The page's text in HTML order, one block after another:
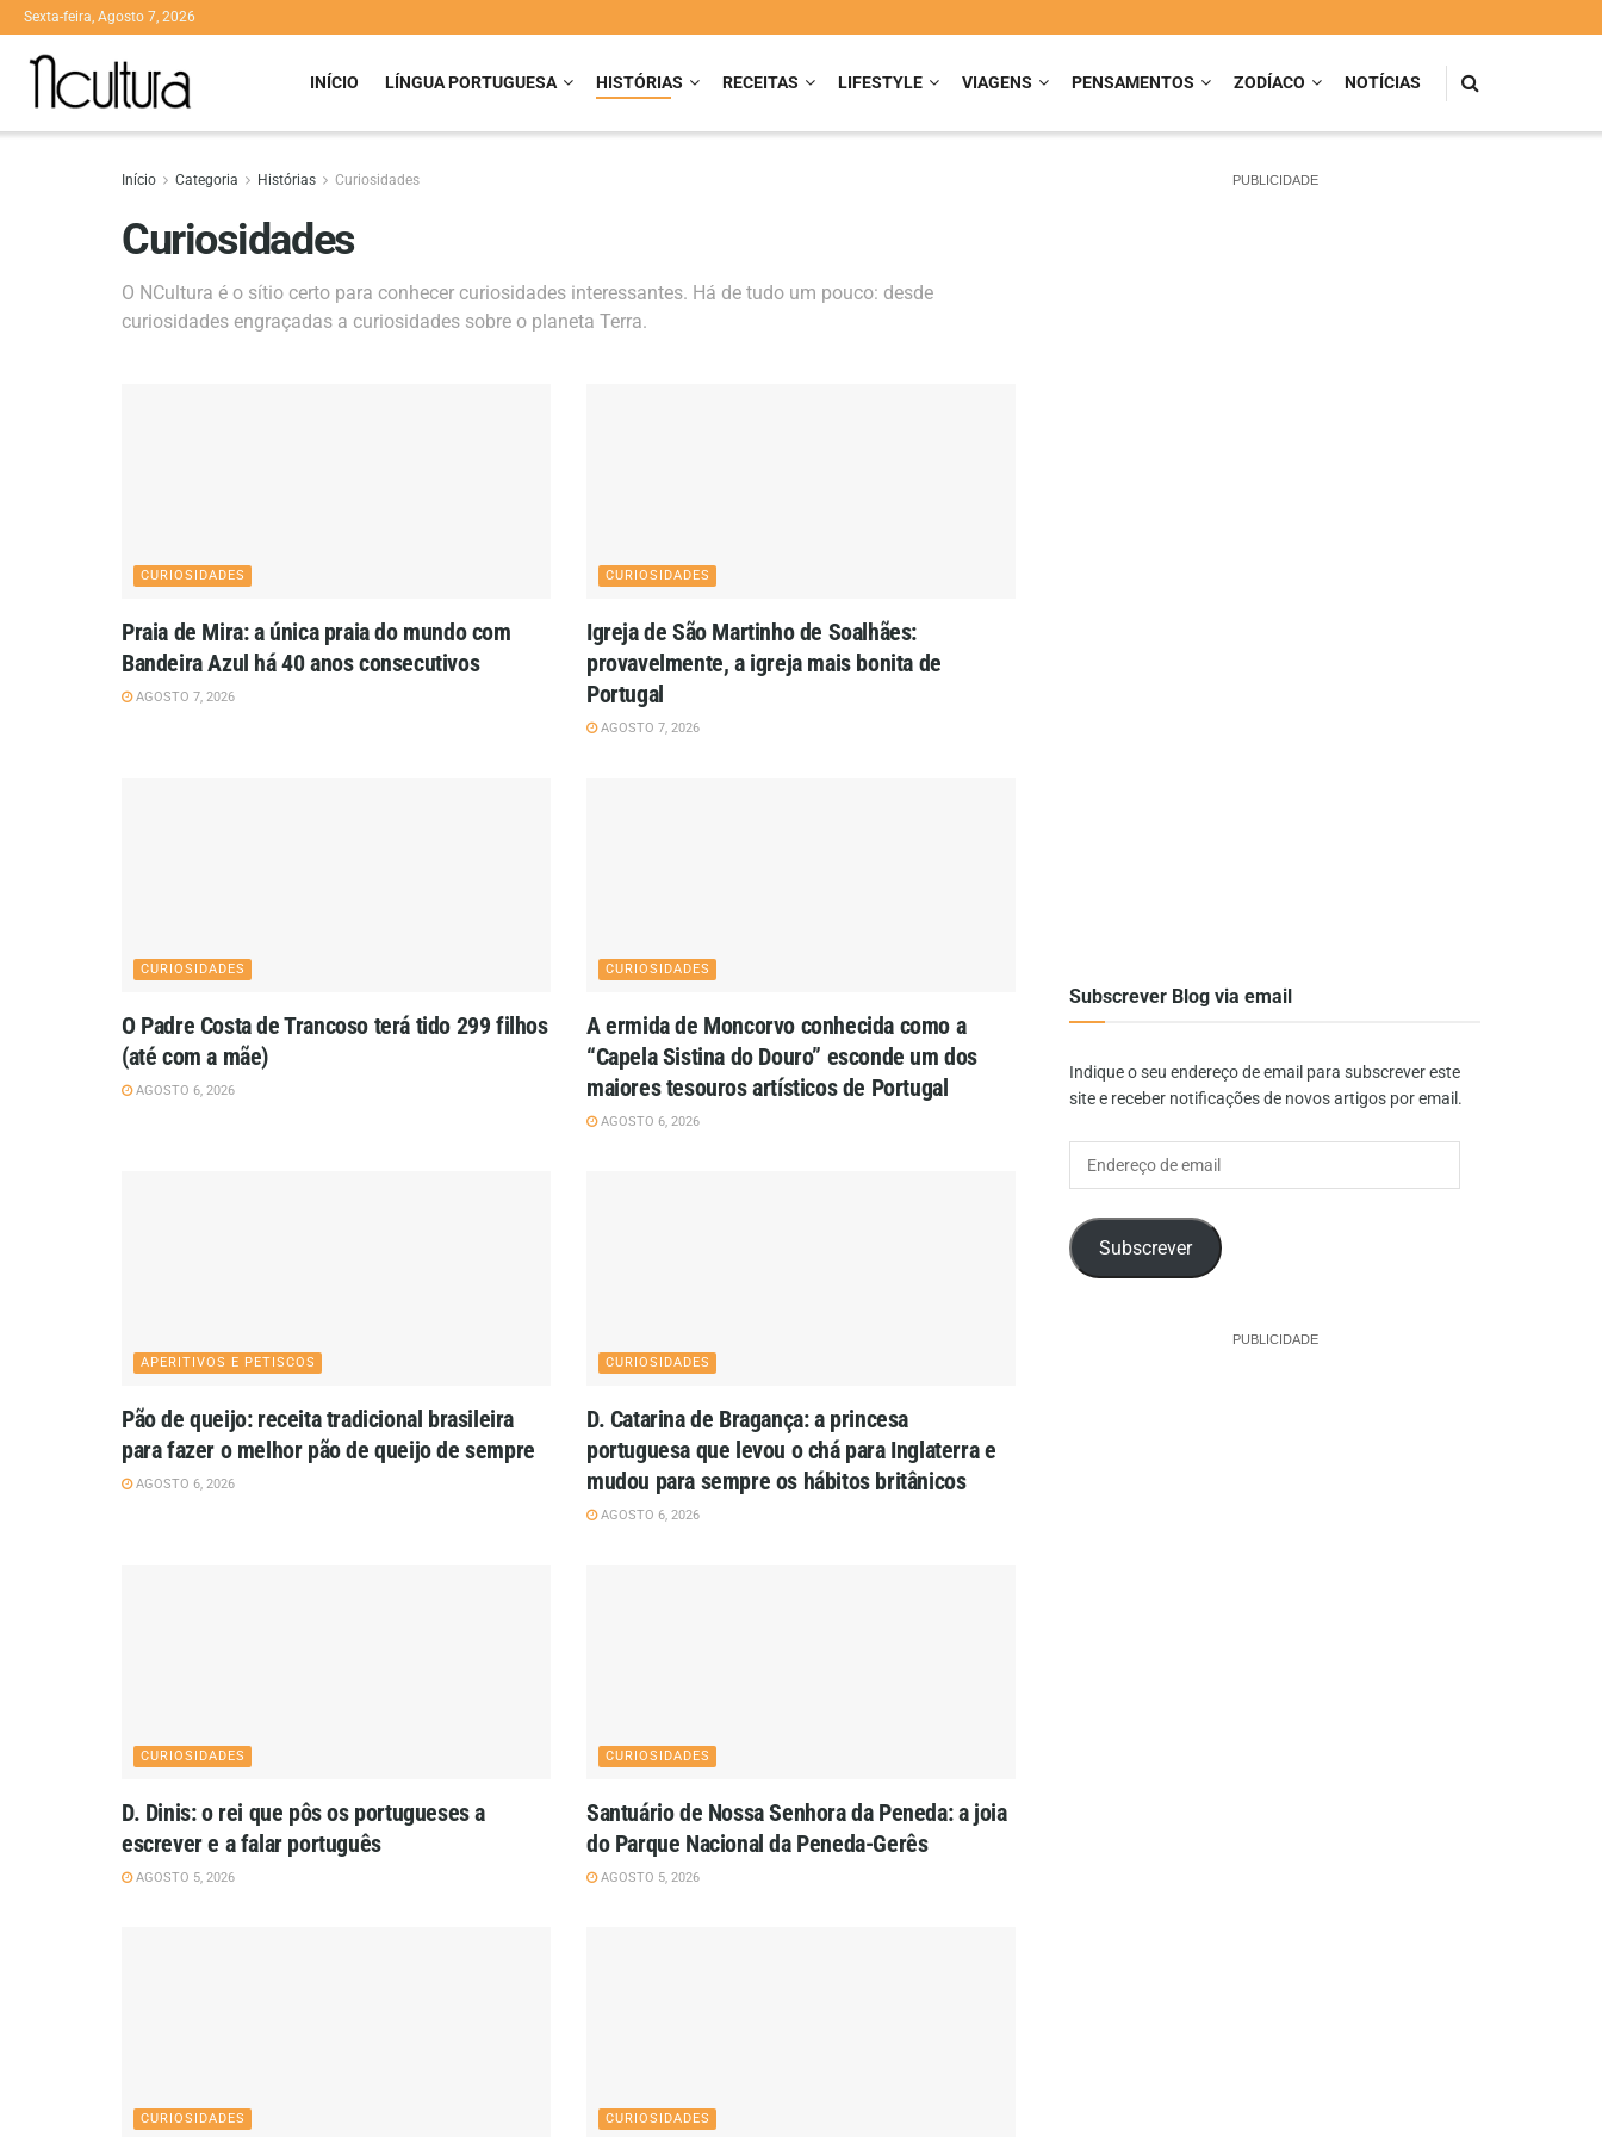
Sexta-feira, Agosto 7, 2026
INÍCIO LÍNGUA PORTUGUESA HISTÓRIAS RECEITAS LIFESTYLE VIAGENS PENSAMENTOS ZODÍACO NOTÍCIAS
Início Categoria Histórias Curiosidades
Curiosidades
O NCultura é o sítio certo para conhecer curiosidades interessantes. Há de tudo um pouco: desde
curiosidades engraçadas a curiosidades sobre o planeta Terra.
CURIOSIDADES
Praia de Mira: a única praia do mundo com
Bandeira Azul há 40 anos consecutivos
AGOSTO 7, 2026
CURIOSIDADES
Igreja de São Martinho de Soalhães:
provavelmente, a igreja mais bonita de
Portugal
AGOSTO 7, 2026
CURIOSIDADES
O Padre Costa de Trancoso terá tido 299 filhos
(até com a mãe)
AGOSTO 6, 2026
CURIOSIDADES
A ermida de Moncorvo conhecida como a
“Capela Sistina do Douro” esconde um dos
maiores tesouros artísticos de Portugal
AGOSTO 6, 2026
APERITIVOS E PETISCOS
Pão de queijo: receita tradicional brasileira
para fazer o melhor pão de queijo de sempre
AGOSTO 6, 2026
CURIOSIDADES
D. Catarina de Bragança: a princesa
portuguesa que levou o chá para Inglaterra e
mudou para sempre os hábitos britânicos
AGOSTO 6, 2026
CURIOSIDADES
D. Dinis: o rei que pôs os portugueses a
escrever e a falar português
AGOSTO 5, 2026
CURIOSIDADES
Santuário de Nossa Senhora da Peneda: a joia
do Parque Nacional da Peneda-Gerês
AGOSTO 5, 2026
CURIOSIDADES CURIOSIDADES
PUBLICIDADE
Subscrever Blog via email
Indique o seu endereço de email para subscrever este
site e receber notificações de novos artigos por email.
Subscrever
PUBLICIDADE